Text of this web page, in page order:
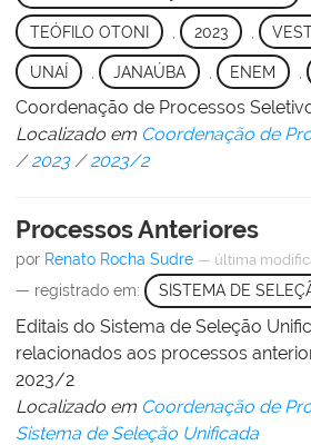
TEÓFILO OTONI 2023
UNAÍ JANAÚBA ENEM ,
Coordenação de Processos
Localizado em Coordenação de
/2023 /2023/2
Processos Anteriores
por Renato Rocha Sudre — última
— registrado em: SISTEMA DE
Editais do Sistema de Seleção
relacionados aos processos
2023/2
Localizado em Coordenação de
Sistema de Seleção Unificada